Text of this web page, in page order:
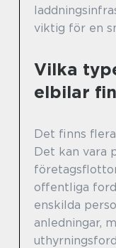
viktig för en
Vilka
elbilar
Det finns
Det kan vara
offentliga
enskilda
anledningar,